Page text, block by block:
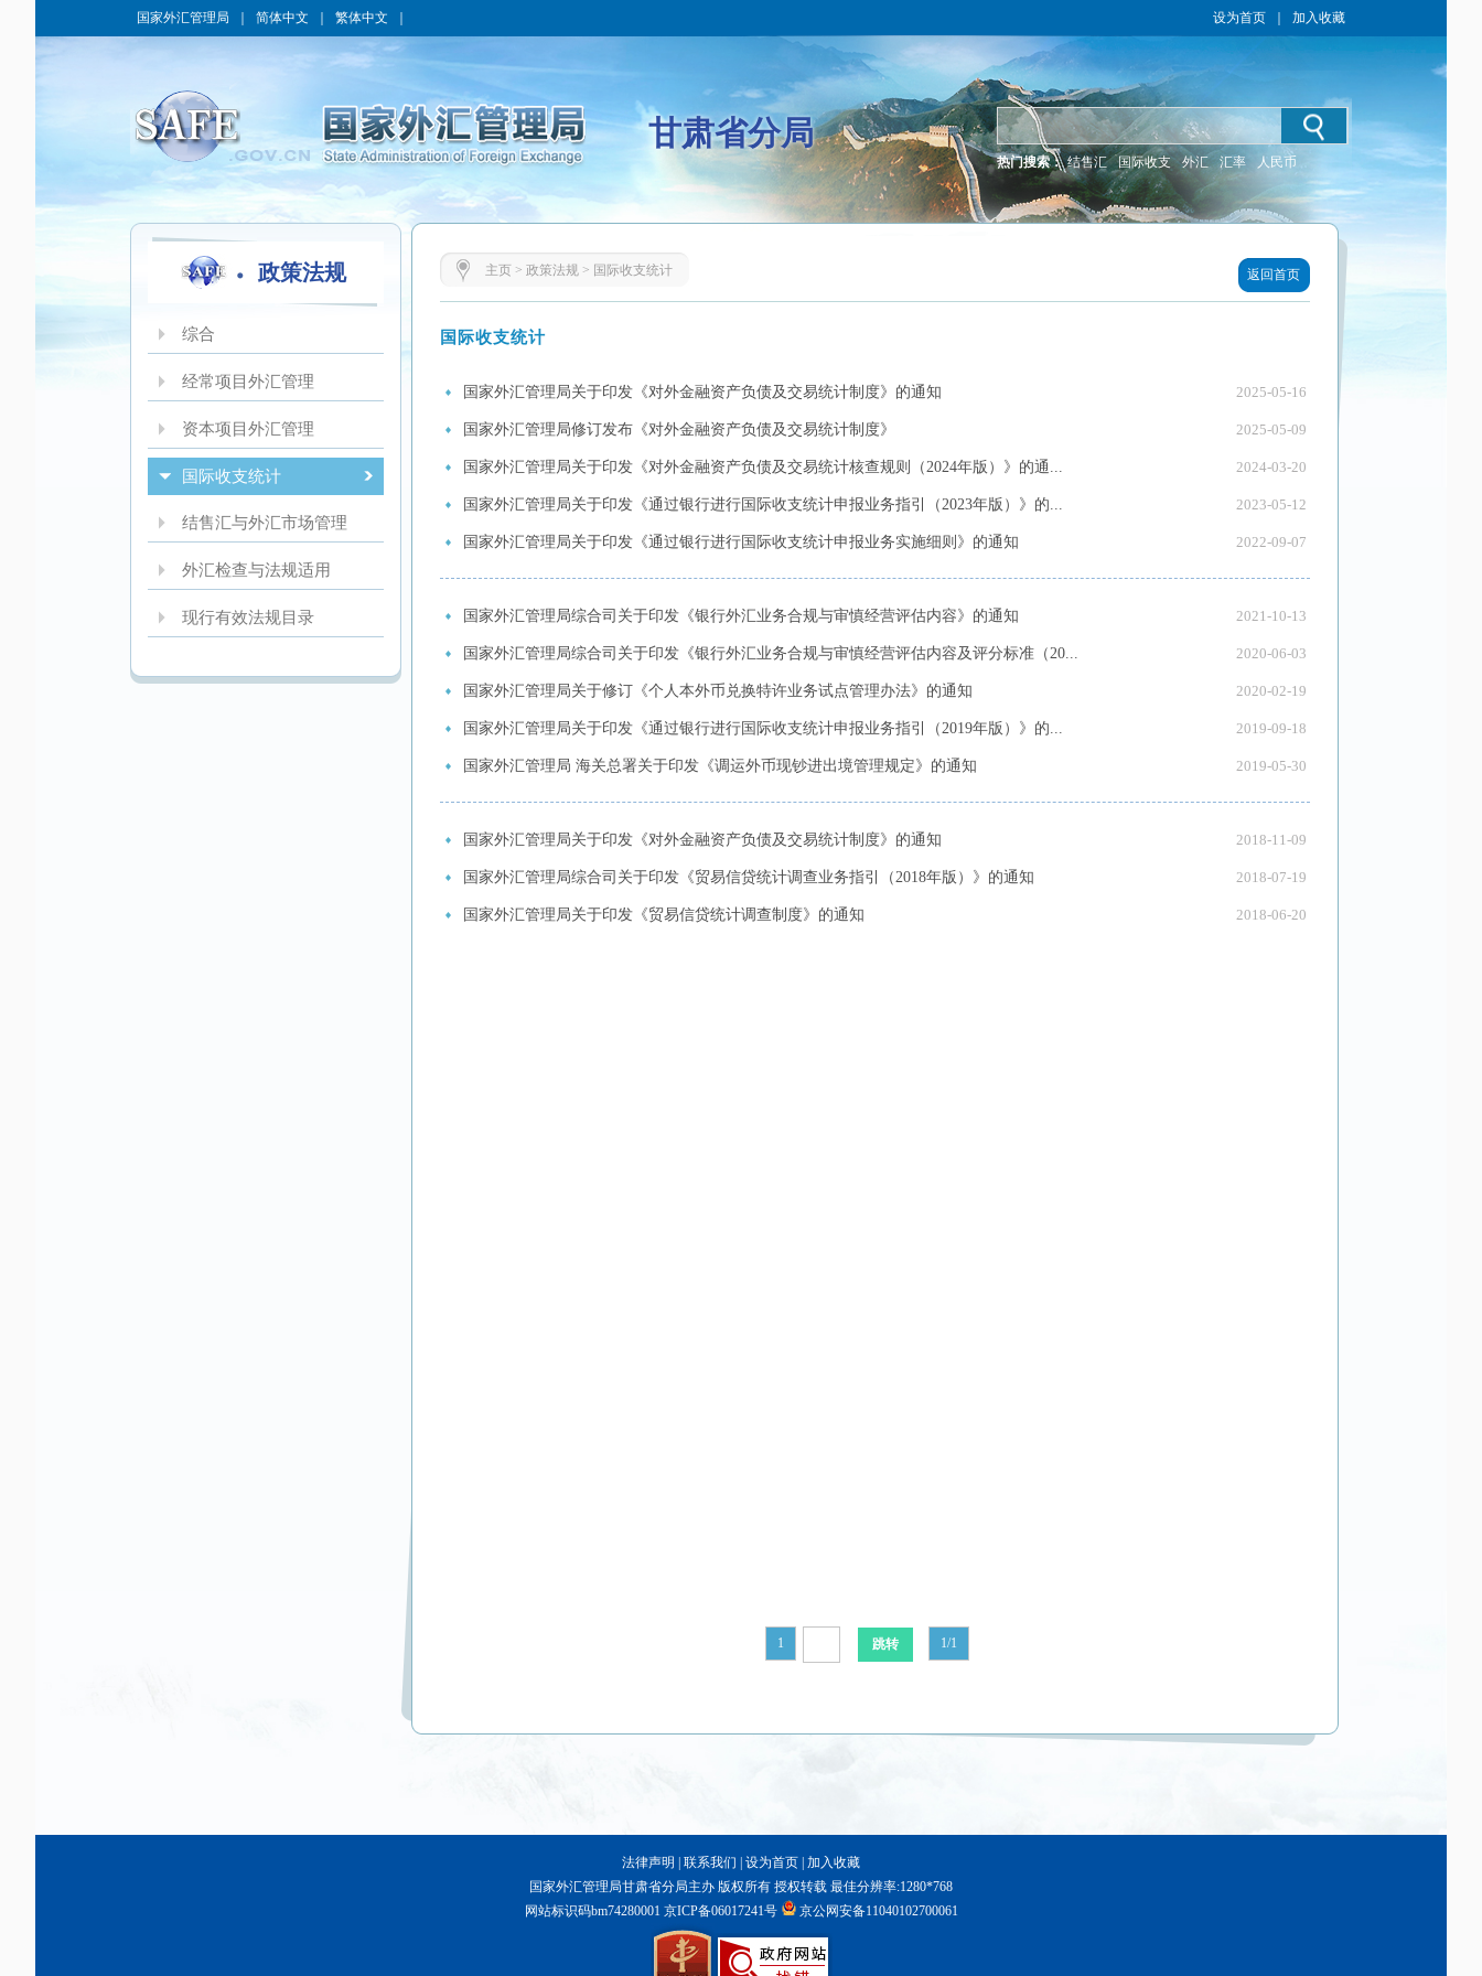
国家外汇管理局 简体中文 繁体中文 设为首页 加入收藏
甘肃省分局
热门搜索： 结售汇 国际收支 外汇 汇率 人民币
政策法规
综合
经常项目外汇管理
资本项目外汇管理
国际收支统计
结售汇与外汇市场管理
外汇检查与法规适用
现行有效法规目录
主页 >政策法规 > 国际收支统计 返回首页
国际收支统计
国家外汇管理局关于印发《对外金融资产负债及交易统计制度》的通知 2025-05-16
国家外汇管理局修订发布《对外金融资产负债及交易统计制度》 2025-05-09
国家外汇管理局关于印发《对外金融资产负债及交易统计核查规则（2024年版）》的通... 2024-03-20
国家外汇管理局关于印发《通过银行进行国际收支统计申报业务指引（2023年版）》的... 2023-05-12
国家外汇管理局关于印发《通过银行进行国际收支统计申报业务实施细则》的通知 2022-09-07
国家外汇管理局综合司关于印发《银行外汇业务合规与审慎经营评估内容》的通知 2021-10-13
国家外汇管理局综合司关于印发《银行外汇业务合规与审慎经营评估内容及评分标准（20... 2020-06-03
国家外汇管理局关于修订《个人本外币兑换特许业务试点管理办法》的通知 2020-02-19
国家外汇管理局关于印发《通过银行进行国际收支统计申报业务指引（2019年版）》的... 2019-09-18
国家外汇管理局 海关总署关于印发《调运外币现钞进出境管理规定》的通知 2019-05-30
国家外汇管理局关于印发《对外金融资产负债及交易统计制度》的通知 2018-11-09
国家外汇管理局综合司关于印发《贸易信贷统计调查业务指引（2018年版）》的通知 2018-07-19
国家外汇管理局关于印发《贸易信贷统计调查制度》的通知 2018-06-20
1 1/1
法律声明 联系我们 设为首页 加入收藏
国家外汇管理局甘肃省分局主办 版权所有 授权转载 最佳分辨率:1280*768
网站标识码bm74280001京ICP备06017241号 京公网安备11040102700061